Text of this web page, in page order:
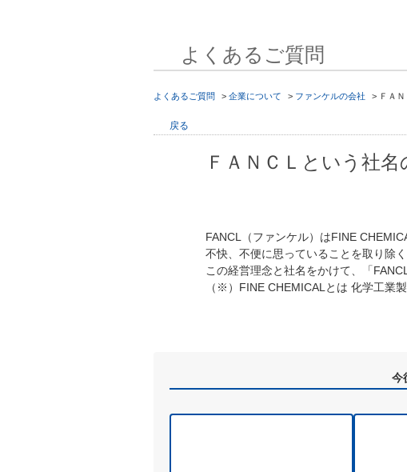
よくあるご質問
よくあるご質問 > 企業について > ファンケルの会社 > ＦＡ
戻る
ＦＡＮＣＬという社
FANCL（ファンケル）はFINE
不快、不便に思っていることを取り除
この経営理念と社名をかけて、「
（※）FINE CHEMICALとは 化学工業
今